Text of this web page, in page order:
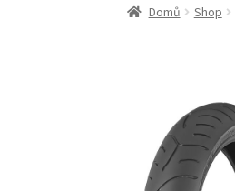
Domů Shop